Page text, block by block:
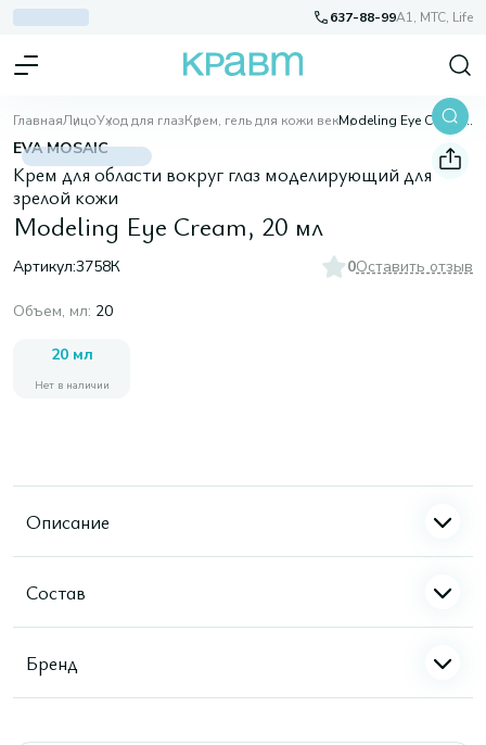
637-88-99A1, МТС, Life
ГлавнаяЛицоУход для глазКрем, гель для кожи век Modeling Eye Cream, 20 мл
EVA MOSAIC
Крем для области вокруг глаз моделирующий для
зрелой кожи
Modeling Eye Cream, 20 мл
Артикул:3758К 0Оставить отзыв
Объем, мл: 20
20 мл
Нет в наличии
Описание
Состав
Бренд